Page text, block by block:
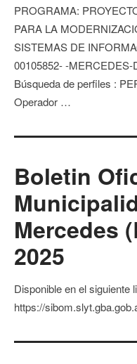
PROGRAMA:
PARA LA
SISTEMAS DE
00105852- -
Búsqueda de perfiles :
Operador …
Boletin
Mercedes
2025
Disponible en el siguiente
https://